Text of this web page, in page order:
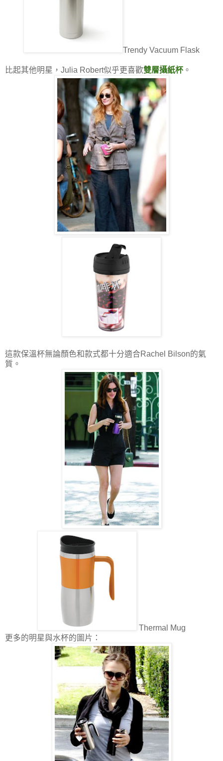
Trendy Vacuum Flask
比起其他明星，Julia Robert似乎更喜歡雙層攝紙杯 。
這款保溫杯無論顏色和款式都十分適合Rachel Bilson的氣
質。
Thermal Mug
更多的明星與水杯的圖片：